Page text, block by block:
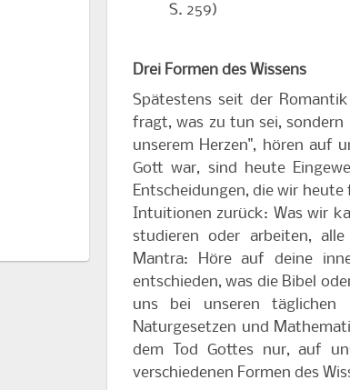
S. 259)
Drei Formen des Wissens
Spätestens seit der
fragt, was zu tun sei,
unserem Herzen", hören auf
Gott war, sind heute
Entscheidungen, die wir
Intuitionen zurück: Was wir
studieren oder arbeiten,
Mantra: Höre auf deine
entschieden, was die Bibel
uns bei unseren täglichen
Naturgesetzen und
dem Tod Gottes nur, auf
verschiedenen Formen des